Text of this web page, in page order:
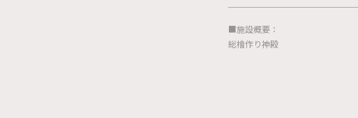
■施設概要：
総檜作り神殿